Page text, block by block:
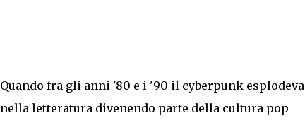
Quando fra gli anni '80 e i '90 il cyberpunk esplodeva
nella letteratura divenendo parte della cultura pop